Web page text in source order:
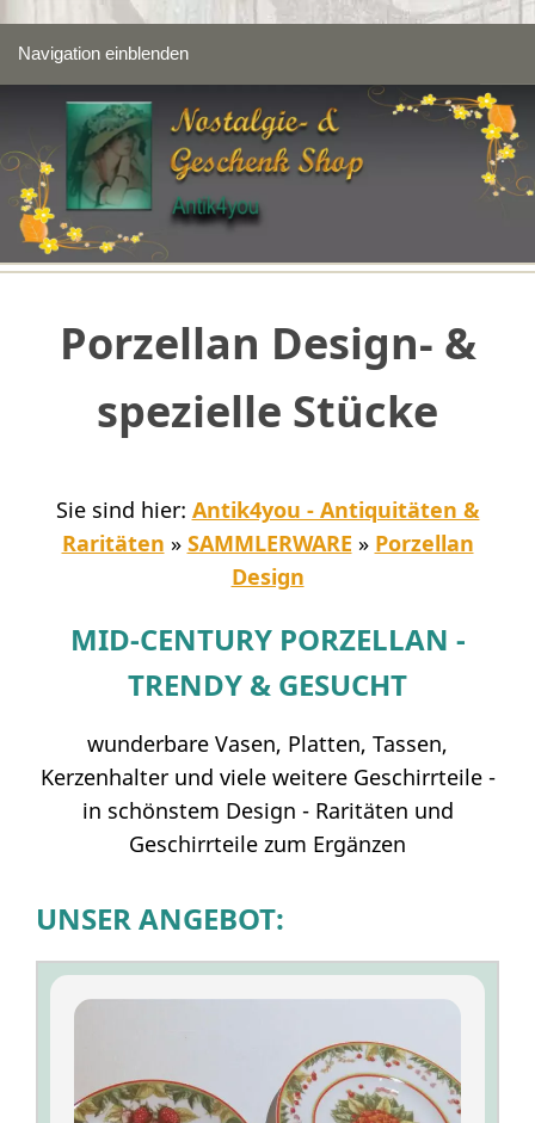
Navigation einblenden
Porzellan Design- &
spezielle Stücke
Sie sind hier: Antik4you - Antiquitäten &
Raritäten » SAMMLERWARE » Porzellan
Design
MID-CENTURY PORZELLAN -
TRENDY & GESUCHT
wunderbare Vasen, Platten, Tassen,
Kerzenhalter und viele weitere Geschirrteile -
in schönstem Design - Raritäten und
Geschirrteile zum Ergänzen
UNSER ANGEBOT: